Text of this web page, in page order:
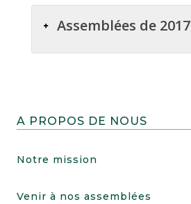
Assemblées de 2017
A PROPOS DE NOUS
Notre mission
Venir à nos assemblées